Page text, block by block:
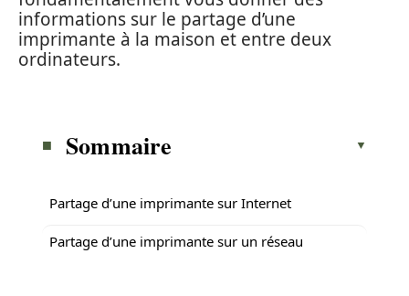
informations sur le partage d’une
imprimante à la maison et entre deux
ordinateurs.
Sommaire
Partage d’une imprimante sur Internet
Partage d’une imprimante sur un réseau